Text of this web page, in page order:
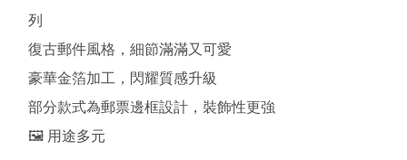
列
復古郵件風格，細節滿滿又可愛
豪華金箔加工，閃耀質感升級
部分款式為郵票邊框設計，裝飾性更強
🖼 用途多元